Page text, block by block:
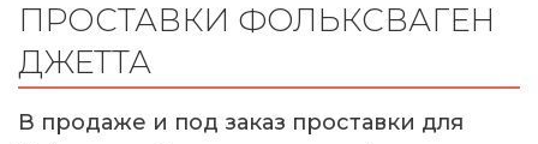
ПРОСТАВКИ ФОЛЬКСВАГЕН
ДЖЕТТА
В продаже и под заказ проставки для